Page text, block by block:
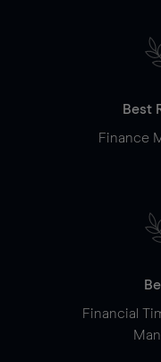
Best
Finance
Financial